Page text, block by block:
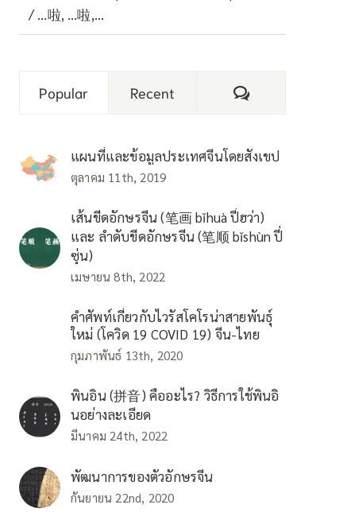
/ …啦, …啦,…
Popular Recent Comments
แผนที่และข้อมูลประเทศจีนโดยสังเขป
ตุลาคม 11th, 2019
เส้นขีดอักษรจีน (笔画 bǐhuà ปี่ฮว่า)
และ ลำดับขีดอักษรจีน (笔顺 bǐshùn ปี่
ซุ่น)
เมษายน 8th, 2022
คำศัพท์เกี่ยวกับไวรัสโคโรน่าสายพันธุ์
ใหม่ (โควิด 19 COVID 19) จีน-ไทย
กุมภาพันธ์ 13th, 2020
พินอิน (拼音) คืออะไร? วิธีการใช้พินอิ
นอย่างละเอียด
มีนาคม 24th, 2022
พัฒนาการของตัวอักษรจีน
กันยายน 22nd, 2020